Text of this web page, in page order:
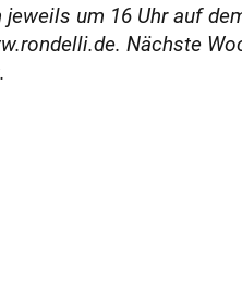
um 16 Uhr auf
Nächs­te